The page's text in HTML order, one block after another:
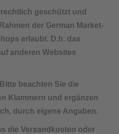
geschützt und
der German Market-
erlaubt. D.h. das
anderen Websites
beachten Sie die
Klammern und ergänzen
durch eigene Angaben.
die Versandkosten oder